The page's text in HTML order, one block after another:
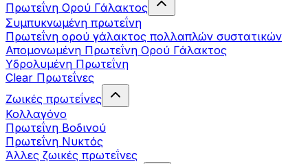
Πρωτεΐνη Ορού Γάλακτος
Συμπυκνωμένη πρωτεΐνη
Πρωτεΐνη ορού γάλακτος πολλαπλών συστατικών
Απομονωμένη Πρωτεΐνη Ορού Γάλακτος
Υδρολυμένη Πρωτεΐνη
Clear Πρωτεΐνες
Ζωικές πρωτεΐνες
Κολλαγόνο
Πρωτεΐνη Βοδινού
Πρωτεΐνη Νυκτός
Άλλες ζωικές πρωτεΐνες